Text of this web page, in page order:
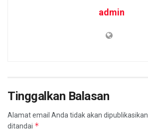
admin
Tinggalkan Balasan
Alamat email Anda tidak akan dipublikasikan.
ditandai *